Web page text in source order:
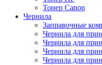
Тонер Саnon
Чернила
Заправочные
Чернила для
Чернила для
Чернила для
Чернила для